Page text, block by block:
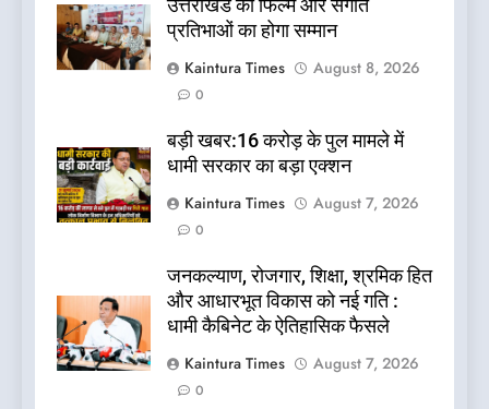
उत्तराखंड की फिल्म और संगीत
प्रतिभाओं का होगा सम्मान
Kaintura Times
August 8, 2026
0
बड़ी खबर:16 करोड़ के पुल मामले में
धामी सरकार का बड़ा एक्शन
Kaintura Times
August 7, 2026
0
जनकल्याण, रोजगार, शिक्षा, श्रमिक हित
और आधारभूत विकास को नई गति :
धामी कैबिनेट के ऐतिहासिक फैसले
Kaintura Times
August 7, 2026
0